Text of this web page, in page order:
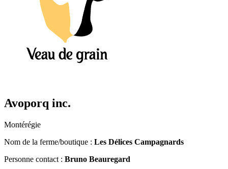
Avoporq inc.
Montérégie
Nom de la ferme/boutique : Les Délices Campagnards
Personne contact : Bruno Beauregard